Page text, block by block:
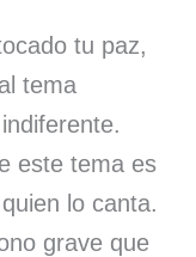
tu paz,
tema
este tema es
lo canta.
grave que